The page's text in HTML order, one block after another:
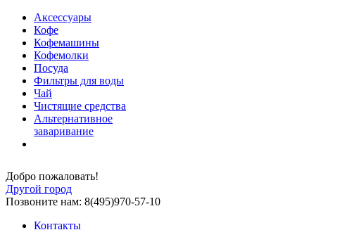
Аксессуары
Кофе
Кофемашины
Кофемолки
Посуда
Фильтры для воды
Чай
Чистящие средства
Альтернативное
заваривание
Добро пожаловать!
Другой город
Позвоните нам: 8(495)970-57-10
Контакты